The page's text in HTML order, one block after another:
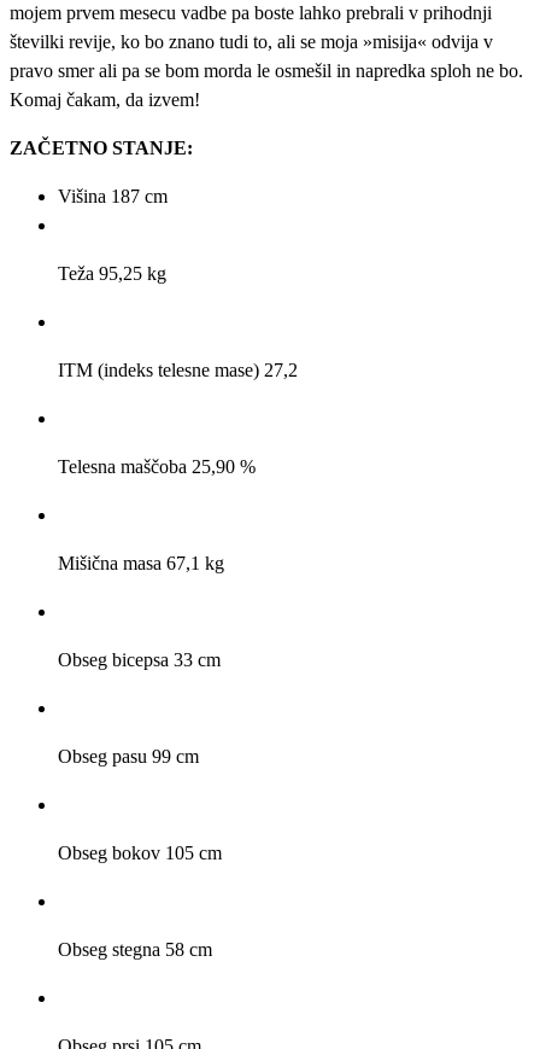
mojem prvem mesecu vadbe pa boste lahko prebrali v prihodnji
številki revije, ko bo znano tudi to, ali se moja »misija« odvija v
pravo smer ali pa se bom morda le osmešil in napredka sploh ne bo.
Komaj čakam, da izvem!
ZAČETNO STANJE:
Višina 187 cm
Teža 95,25 kg
ITM (indeks telesne mase) 27,2
Telesna maščoba 25,90 %
Mišična masa 67,1 kg
Obseg bicepsa 33 cm
Obseg pasu 99 cm
Obseg bokov 105 cm
Obseg stegna 58 cm